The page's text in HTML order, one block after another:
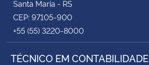
Santa Maria - RS
CEP: 97105-900
+55 (55) 3220-8000
TÉCNICO EM CONTABILIDADE